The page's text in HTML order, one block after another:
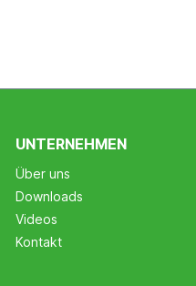
UNTERNEHMEN
Über uns
Downloads
Videos
Kontakt